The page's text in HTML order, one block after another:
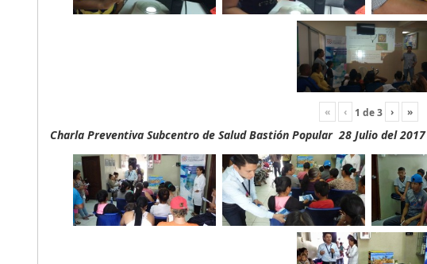
« ‹ 1 de3 › »
Charla Preventiva Subcentro de Salud Bastión Popular 28 Julio del 2017